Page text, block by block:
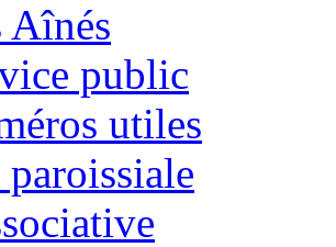
Aînés
public
utiles